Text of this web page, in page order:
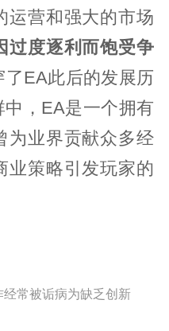
运营和强大的市场
过度逐利而饱受争
EA此后的发展历
，EA是一个拥有
为业界贡献众多经
业策略引发玩家的
经常被诟病为缺乏创新